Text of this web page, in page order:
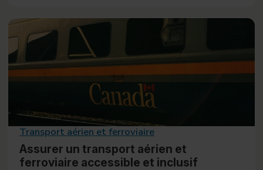
Transport aérien et ferroviaire
Assurer un transport aérien et
ferroviaire accessible et inclusif